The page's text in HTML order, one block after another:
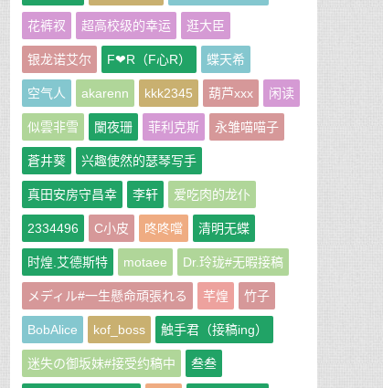
花裤衩 超高校级的幸运 逛大臣
银龙诺艾尔 F❤R（F心R） 蝶天希
空气人 akarenn kkk2345 葫芦xxx 闲读
似雲非雪 闌夜珊 菲利克斯 永雏喵喵子
蒼井葵 兴趣使然的瑟琴写手
真田安房守昌幸 李轩 爱吃肉的龙仆
2334496 C小皮 咚咚噹 清明无蝶
时煌.艾德斯特 motaee Dr.玲珑#无暇接稿
メディル#一生懸命頑張れる 芊煌 竹子
BobAlice kof_boss 触手君（接稿ing）
迷失の御坂妹#接受约稿中 叁叁